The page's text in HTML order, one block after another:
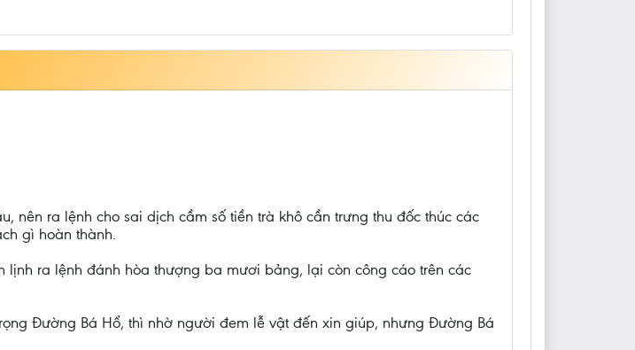
nên ra lệnh cho sai dịch cầm số tiền trà khô cần trưng thu đốc thúc các
gì hoàn thành.
ra lệnh đánh hòa thượng ba mươi bảng, lại còn công cáo trên các
Đường Bá Hổ, thì nhờ người đem lễ vật đến xin giúp, nhưng Đường Bá